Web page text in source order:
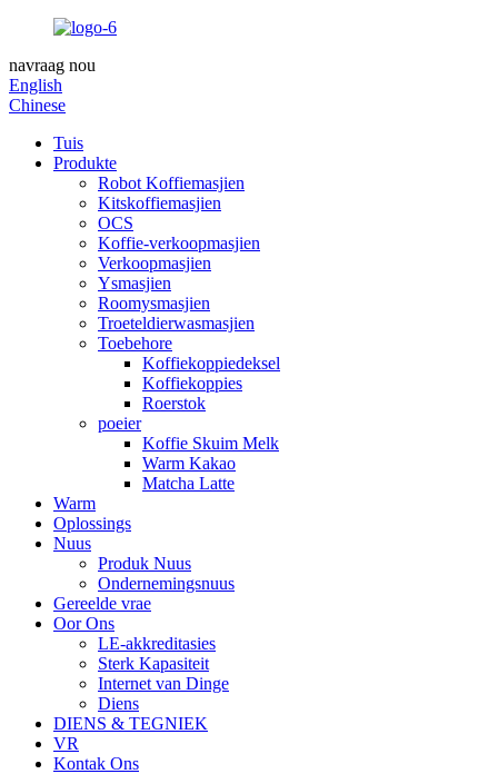
navraag nou
English
Chinese
Tuis
Produkte
Robot Koffiemasjien
Kitskoffiemasjien
OCS
Koffie-verkoopmasjien
Verkoopmasjien
Ysmasjien
Roomysmasjien
Troeteldierwasmasjien
Toebehore
Koffiekoppiedeksel
Koffiekoppies
Roerstok
poeier
Koffie Skuim Melk
Warm Kakao
Matcha Latte
Warm
Oplossings
Nuus
Produk Nuus
Ondernemingsnuus
Gereelde vrae
Oor Ons
LE-akkreditasies
Sterk Kapasiteit
Internet van Dinge
Diens
DIENS & TEGNIEK
VR
Kontak Ons